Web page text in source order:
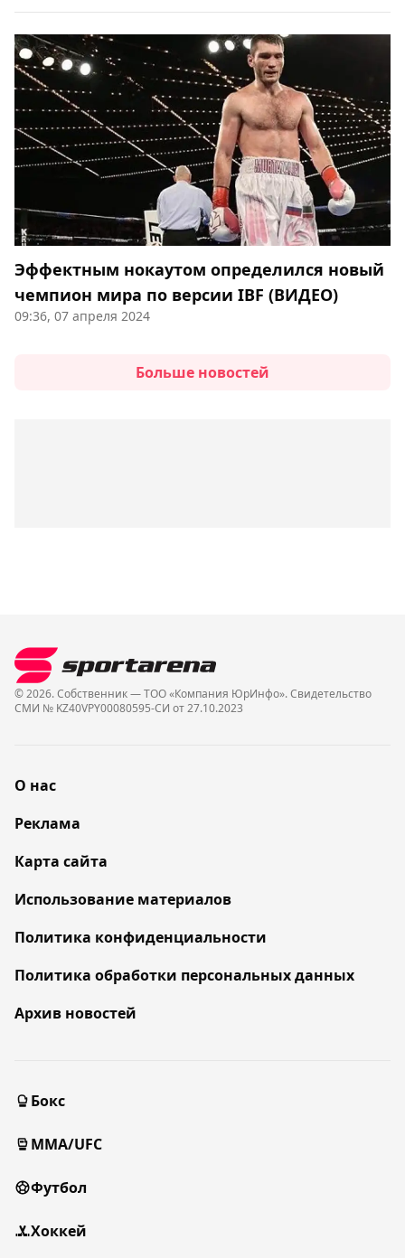
Эффектным нокаутом определился новый
чемпион мира по версии IBF (ВИДЕО)
09:36, 07 апреля 2024
Больше новостей
© 2026. Собственник — ТОО «Компания ЮрИнфо». Cвидетельство
СМИ № KZ40VPY00080595-СИ от 27.10.2023
О нас
Реклама
Карта сайта
Использование материалов
Политика конфиденциальности
Политика обработки персональных данных
Архив новостей
Бокс
MMA/UFC
Футбол
Хоккей